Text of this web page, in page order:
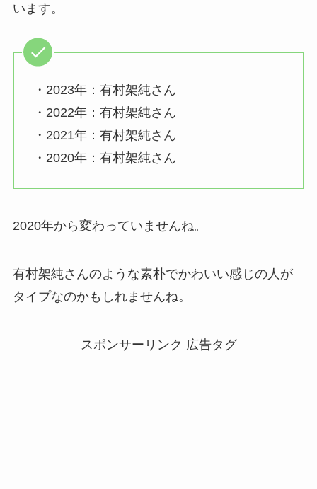
います。
・2023年：有村架純さん
・2022年：有村架純さん
・2021年：有村架純さん
・2020年：有村架純さん
2020年から変わっていませんね。
有村架純さんのような素朴でかわいい感じの人が
タイプなのかもしれませんね。
スポンサーリンク 広告タグ